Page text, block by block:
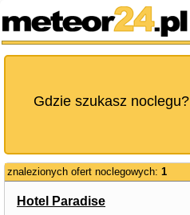
Gdzie szukasz noclegu?
znalezionych ofert noclegowych: 1
Hotel Paradise